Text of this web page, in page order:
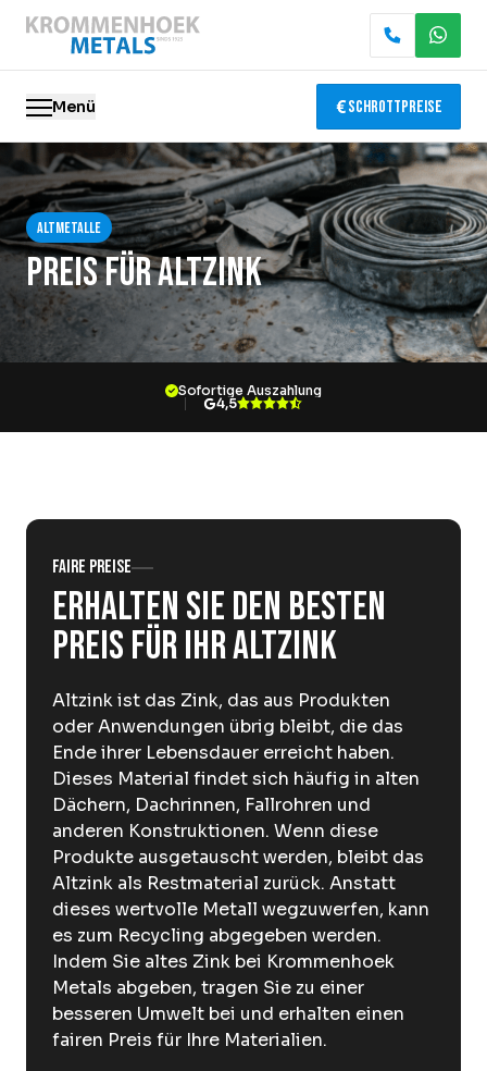
Menü Schrottpreise
Altmetalle
Elektronik-Recycling
Abbruch & Demontage
Katalysator-Recycling
Arbeiten bei
Altmetalle
Preis für Altzink
Sofortige Auszahlung
4,5
Faire Preise
Erhalten Sie den besten
Preis für Ihr Altzink
Altzink ist das Zink, das aus Produkten
oder Anwendungen übrig bleibt, die das
Ende ihrer Lebensdauer erreicht haben.
Dieses Material findet sich häufig in alten
Dächern, Dachrinnen, Fallrohren und
anderen Konstruktionen. Wenn diese
Produkte ausgetauscht werden, bleibt das
Altzink als Restmaterial zurück. Anstatt
dieses wertvolle Metall wegzuwerfen, kann
es zum Recycling abgegeben werden.
Indem Sie altes Zink bei Krommenhoek
Metals abgeben, tragen Sie zu einer
besseren Umwelt bei und erhalten einen
fairen Preis für Ihre Materialien.